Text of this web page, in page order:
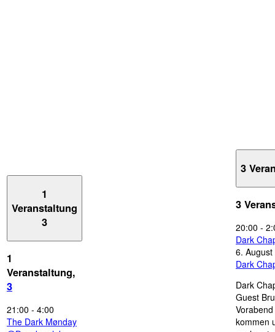
1
Veranstaltung
3
1
Veranstaltung,
3
21:00 - 4:00
The Dark Mønday
3
3
20:00 -
Dark
6.
Dark
Dark
Guest
kommen